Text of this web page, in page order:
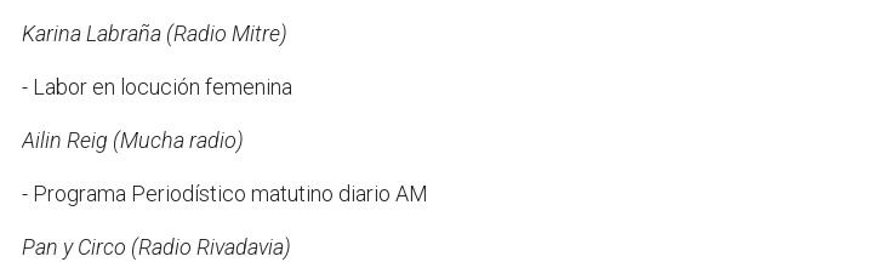
Karina Labraña (Radio Mitre)
- Labor en locución femenina
Ailin Reig (Mucha radio)
- Programa Periodístico matutino diario AM
Pan y Circo (Radio Rivadavia)